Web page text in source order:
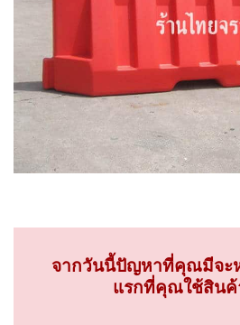
จากวันนี้ปัญหาที่คุณมีจะ
แรกที่คุณใช้สินค้